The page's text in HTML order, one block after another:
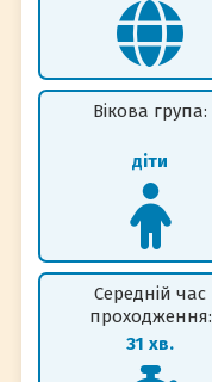
Вікова група:
діти
Середній час
проходження:
31 хв.